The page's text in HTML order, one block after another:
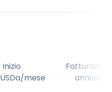
Inizio
USDa/mese
annuale